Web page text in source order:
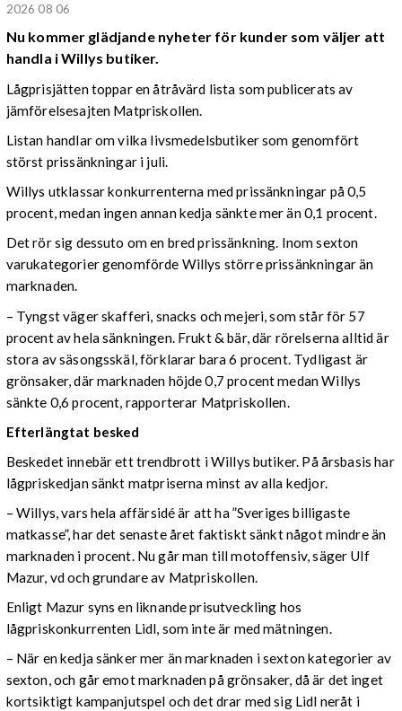
2026 08 06
Nu kommer glädjande nyheter för kunder som väljer att
handla i Willys butiker.
Lågprisjätten toppar en åtråvärd lista som publicerats av
jämförelsesajten Matpriskollen.
Listan handlar om vilka livsmedelsbutiker som genomfört
störst prissänkningar i juli.
Willys utklassar konkurrenterna med prissänkningar på 0,5
procent, medan ingen annan kedja sänkte mer än 0,1 procent.
Det rör sig dessuto om en bred prissänkning. Inom sexton
varukategorier genomförde Willys större prissänkningar än
marknaden.
– Tyngst väger skafferi, snacks och mejeri, som står för 57
procent av hela sänkningen. Frukt & bär, där rörelserna alltid är
stora av säsongsskäl, förklarar bara 6 procent. Tydligast är
grönsaker, där marknaden höjde 0,7 procent medan Willys
sänkte 0,6 procent, rapporterar Matpriskollen.
Efterlängtat besked
Beskedet innebär ett trendbrott i Willys butiker. På årsbasis har
lågpriskedjan sänkt matpriserna minst av alla kedjor.
– Willys, vars hela affärsidé är att ha ”Sveriges billigaste
matkasse”, har det senaste året faktiskt sänkt något mindre än
marknaden i procent. Nu går man till motoffensiv, säger Ulf
Mazur, vd och grundare av Matpriskollen.
Enligt Mazur syns en liknande prisutveckling hos
lågpriskonkurrenten Lidl, som inte är med mätningen.
– När en kedja sänker mer än marknaden i sexton kategorier av
sexton, och går emot marknaden på grönsaker, då är det inget
kortsiktigt kampanjutspel och det drar med sig Lidl neråt i